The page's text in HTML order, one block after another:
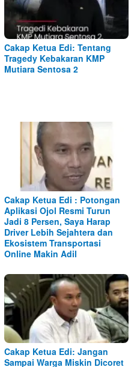
Cakap Ketua Edi: Tentang
Tragedy Kebakaran KMP
Mutiara Sentosa 2
Cakap Ketua Edi : Potongan
Aplikasi Ojol Resmi Turun
Jadi 8 Persen, Saya Harap
Driver Lebih Sejahtera dan
Ekosistem Transportasi
Online Makin Adil
Cakap Ketua Edi: Jangan
Sampai Warga Miskin Dicoret